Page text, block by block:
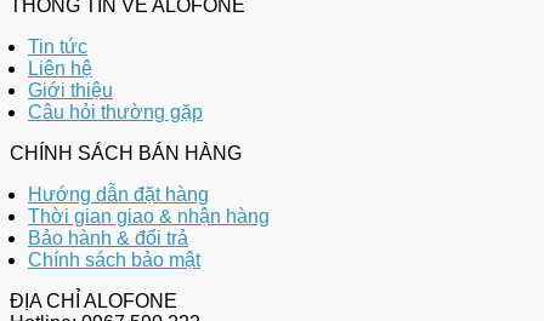
THÔNG TIN VỀ ALOFONE
Tin tức
Liên hệ
Giới thiệu
Câu hỏi thường gặp
CHÍNH SÁCH BÁN HÀNG
Hướng dẫn đặt hàng
Thời gian giao & nhận hàng
Bảo hành & đổi trả
Chính sách bảo mật
ĐỊA CHỈ ALOFONE